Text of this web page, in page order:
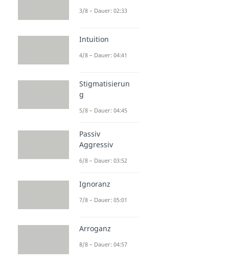
3/8 – Dauer: 02:33
Intuition
4/8 – Dauer: 04:41
Stigmatisierun
g
5/8 – Dauer: 04:45
Passiv
Aggressiv
6/8 – Dauer: 03:52
Ignoranz
7/8 – Dauer: 05:01
Arroganz
8/8 – Dauer: 04:57